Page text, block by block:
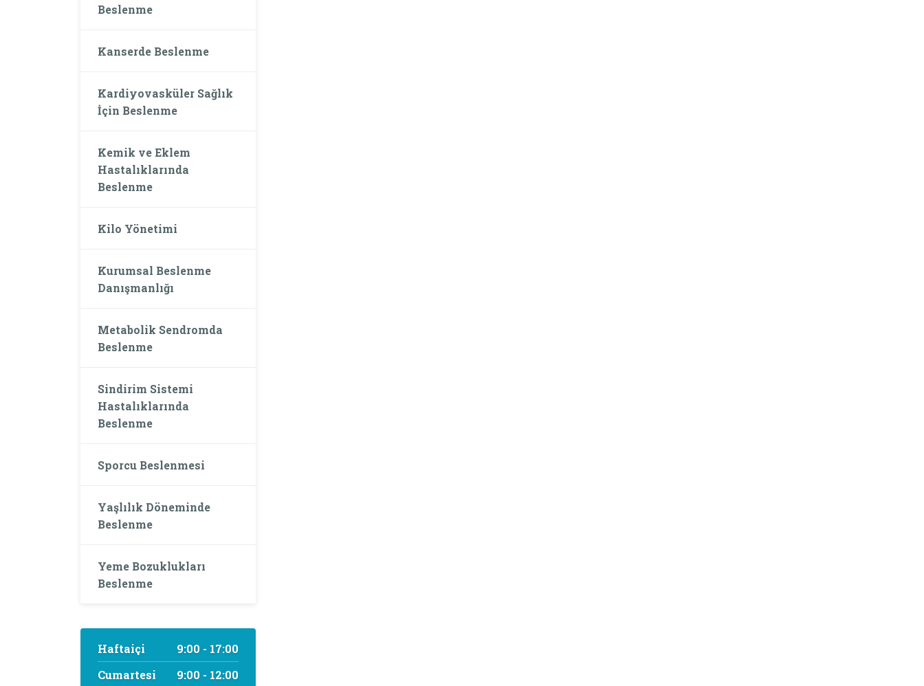
Beslenme
Kanserde Beslenme
Kardiyovasküler Sağlık
İçin Beslenme
Kemik ve Eklem
Hastalıklarında
Beslenme
Kilo Yönetimi
Kurumsal Beslenme
Danışmanlığı
Metabolik Sendromda
Beslenme
Sindirim Sistemi
Hastalıklarında
Beslenme
Sporcu Beslenmesi
Yaşlılık Döneminde
Beslenme
Yeme Bozuklukları
Beslenme
Haftaiçi
9:00 - 17:00
Cumartesi
9:00 - 12:00